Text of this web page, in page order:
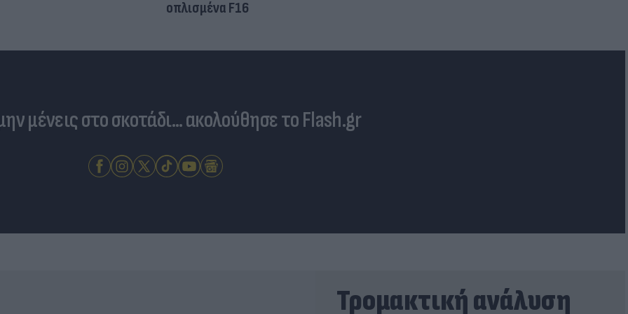
οπλισμένα F16
μένεις στο σκοτάδι... ακολούθησε το Flash.gr
Τρομακτική ανάλυση